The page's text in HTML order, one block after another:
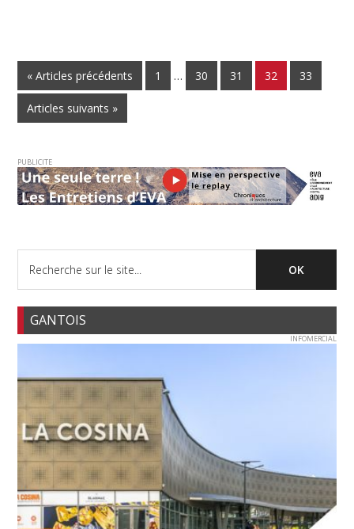
« Articles précédents 1 … 30 31 32 33
Articles suivants »
PUBLICITE
GANTOIS
INFOMERCIAL